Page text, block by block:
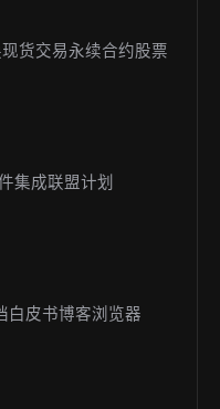
现货交易永续合约股票
集成联盟计划
白皮书博客浏览器